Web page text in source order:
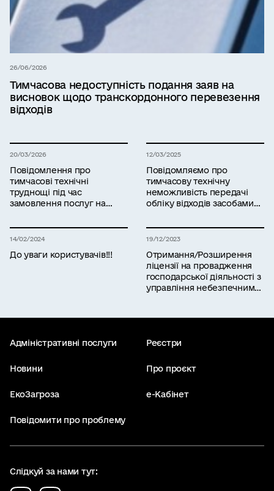
26/06/2026
Тимчасова недоступність подання заяв на
висновок щодо транскордонного перевезення
відходів
20/03/2026
Повідомлення про
тимчасові технічні
труднощі під час
замовлення послуг на
12/03/2025
Повідомляємо про
тимчасову технічну
неможливість передачі
обліку відходів засобами
управління відходами
14/02/2024
До уваги користувачів!!!
19/12/2023
Отримання/Розширення
ліцензії на провадження
господарської діяльності з
управління небезпечними
Адміністративні послуги Реєстри
Новини Про проєкт
ЕкоЗагроза е-Кабінет
Повідомити про проблему
Слідкуй за нами тут: